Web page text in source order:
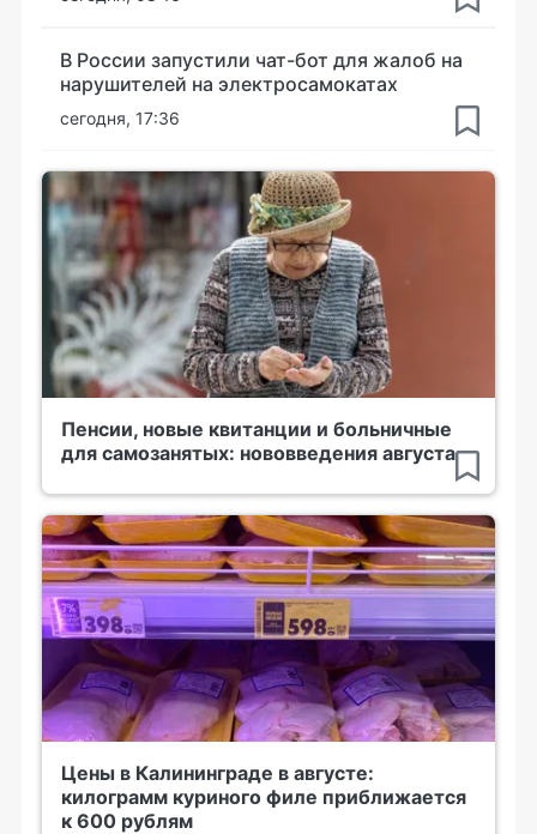
В России запустили чат-бот для жалоб на
нарушителей на электросамокатах
сегодня, 17:36
Пенсии, новые квитанции и больничные
для самозанятых: нововведения августа
Цены в Калининграде в августе:
килограмм куриного филе приближается
к 600 рублям